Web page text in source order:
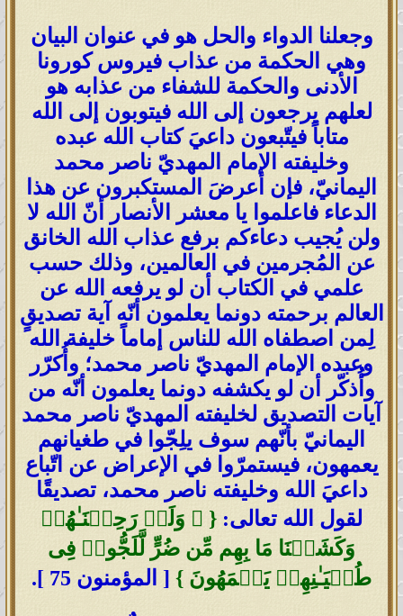
وجعلنا الدواء والحل هو في عنوان البيان
وهي الحكمة من عذاب فيروس كورونا
الأدنى والحكمة للشفاء من عذابه هو
لعلهم يرجعون إلى الله فيتوبون إلى الله
متاباً فيتّبعون داعيَ كتاب الله عبده
وخليفته الإمام المهديّ ناصر محمد
اليمانيّ، فإن أعرضَ المستكبرون عن هذا
الدعاء فاعلموا يا معشر الأنصار أنّ الله لا
ولن يُجيب دعاءكم برفع عذاب الله الخانق
عن المُجرمين في العالمين، وذلك حسب
علمي في الكتاب أن لو يرفعه الله عن
العالم برحمته دونما يعلمون أنّه آية تصديقٍ
لِمن اصطفاه الله للناس إماماً خليفة الله
وعبده الإمام المهديّ ناصر محمد؛ وأُكرّر
وأُذكّر أن لو يكشفه دونما يعلمون أنّه من
آيات التصديق لخليفته المهديّ ناصر محمد
اليمانيّ بأنّهم سوف يلِجّوا في طغيانهم
يعمهون، فيستمرّوا في الإعراض عن اتّباع
داعيَ الله وخليفته ناصر محمد، تصديقًا
لقول الله تعالى: { ۞ وَلَوۡ رَحِمۡنَـٰهُمۡ
وَكَشَفۡنَا مَا بِهِم مِّن ضُرٍّ لَّلَجُّوا۟ فِی
طُغۡیَـٰنِهِمۡ یَعۡمَهُونَ } [ المؤمنون 75 ].